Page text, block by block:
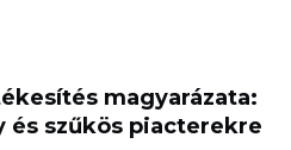
magyarázata:
és szűkös piacterekre